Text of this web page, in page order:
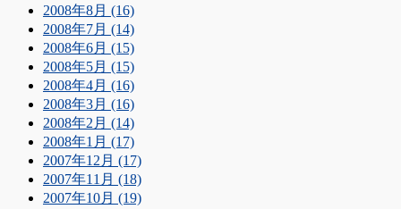
2008年8月 (16)
2008年7月 (14)
2008年6月 (15)
2008年5月 (15)
2008年4月 (16)
2008年3月 (16)
2008年2月 (14)
2008年1月 (17)
2007年12月 (17)
2007年11月 (18)
2007年10月 (19)